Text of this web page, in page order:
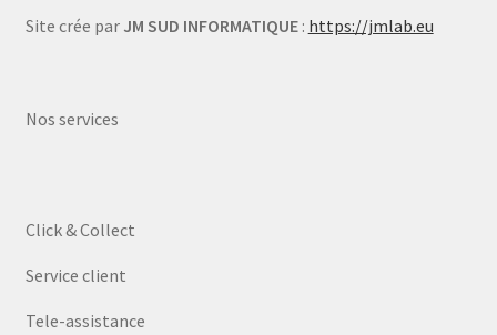
Site crée par JM SUD INFORMATIQUE: https://jmlab.eu
Nos services
Click & Collect
Service client
Tele-assistance